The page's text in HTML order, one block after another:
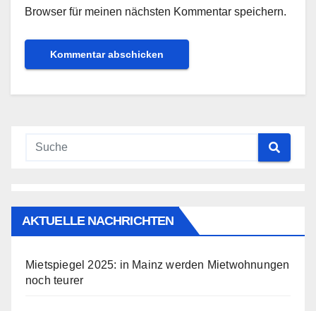
Browser für meinen nächsten Kommentar speichern.
AKTUELLE NACHRICHTEN
Mietspiegel 2025: in Mainz werden Mietwohnungen
noch teurer